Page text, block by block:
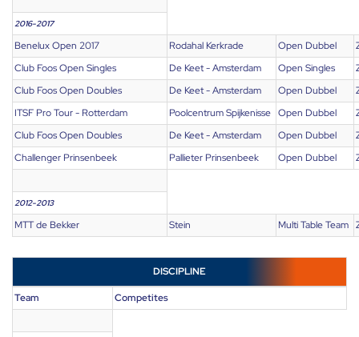
2016-2017
Benelux Open 2017 Rodahal Kerkrade Open Dubbel
Club Foos Open Singles
De Keet - Amsterdam Open Singles
Club Foos Open Doubles
De Keet - Amsterdam Open Dubbel
ITSF Pro Tour - Rotterdam
Poolcentrum Spijkenisse Open Dubbel
Club Foos Open Doubles
De Keet - Amsterdam Open Dubbel
Challenger Prinsenbeek
Pallieter Prinsenbeek Open Dubbel
2012-2013
MTT de Bekker Stein Multi Table Team
DISCIPLINE
Team Competites